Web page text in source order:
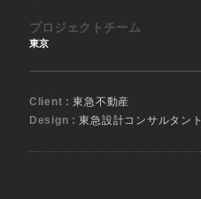
プロジェクトチーム
東京
Client :東急不動産
Design :東急設計コンサルタント